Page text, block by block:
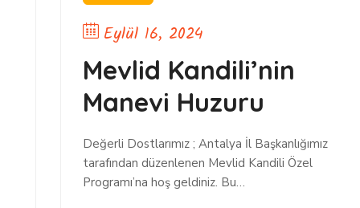
Eylül 16, 2024
Mevlid Kandili’nin
Manevi Huzuru
Değerli Dostlarımız ; Antalya İl Başkanlığımız
tarafından düzenlenen Mevlid Kandili Özel
Programı’na hoş geldiniz. Bu…